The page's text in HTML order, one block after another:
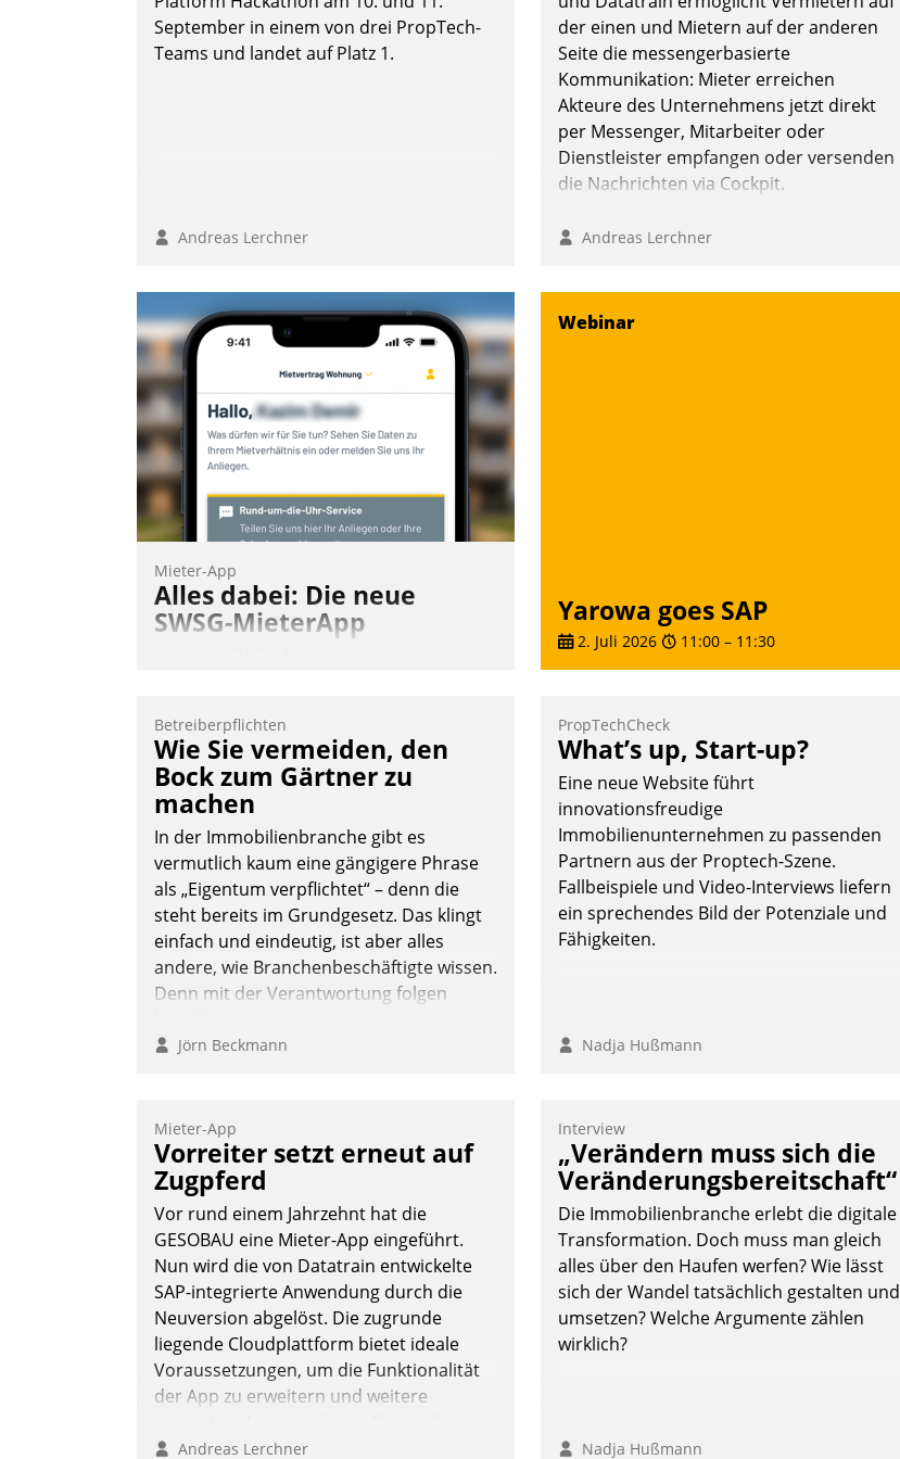
Andreas Lerchner
September in einem von drei PropTech-
Teams und landet auf Platz 1.
Andreas Lerchner
der einen und Mietern auf der anderen
Seite die messengerbasierte
Kommunikation: Mieter erreichen
Akteure des Unternehmens jetzt direkt
per Messenger, Mitarbeiter oder
Dienstleister empfangen oder versenden
die Nachrichten via Cockpit.
Andreas Lerchner
Mieter-App
Alles dabei: Die neue
SWSG-MieterApp
auf dem Laufenden bleiben, Daten
einsehen und ändern oder
Schadensmeldungen abgeben – rund um
die Uhr.
Andreas Lerchner
Webinar
Yarowa goes SAP
2. Juli 2026 11:00 – 11:30
Betreiberpflichten
Wie Sie vermeiden, den
Bock zum Gärtner zu
machen
In der Immobilienbranche gibt es
vermutlich kaum eine gängigere Phrase
als „Eigentum verpflichtet“ – denn die
steht bereits im Grundgesetz. Das klingt
einfach und eindeutig, ist aber alles
andere, wie Branchenbeschäftigte wissen.
Denn mit der Verantwortung folgen
Jörn Beckmann
PropTechCheck
What’s up, Start-up?
Eine neue Website führt
innovationsfreudige
Immobilienunternehmen zu passenden
Partnern aus der Proptech-Szene.
Fallbeispiele und Video-Interviews liefern
ein sprechendes Bild der Potenziale und
Fähigkeiten.
Nadja Hußmann
Mieter-App
Vorreiter setzt erneut auf
Zugpferd
Vor rund einem Jahrzehnt hat die
GESOBAU eine Mieter-App eingeführt.
Nun wird die von Datatrain entwickelte
SAP-integrierte Anwendung durch die
Neuversion abgelöst. Die zugrunde
liegende Cloudplattform bietet ideale
Voraussetzungen, um die Funktionalität
der App zu erweitern und weitere
in SAP zu integrieren.
Andreas Lerchner
Interview
„Verändern muss sich die
Veränderungsbereitschaft“
Die Immobilienbranche erlebt die digitale
Transformation. Doch muss man gleich
alles über den Haufen werfen? Wie lässt
sich der Wandel tatsächlich gestalten und
umsetzen? Welche Argumente zählen
wirklich?
Nadja Hußmann